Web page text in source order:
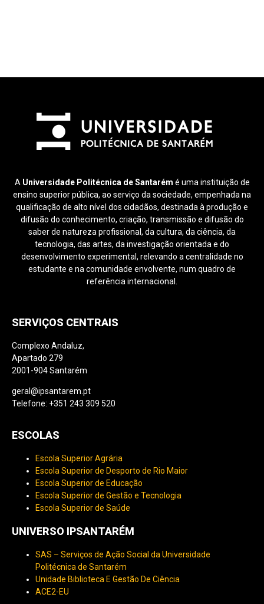
A Universidade Politécnica de Santarém é uma instituição de
ensino superior pública, ao serviço da sociedade, empenhada na
qualificação de alto nível dos cidadãos, destinada à produção e
difusão do conhecimento, criação, transmissão e difusão do
saber de natureza profissional, da cultura, da ciência, da
tecnologia, das artes, da investigação orientada e do
desenvolvimento experimental, relevando a centralidade no
estudante e na comunidade envolvente, num quadro de
referência internacional.
SERVIÇOS CENTRAIS
Complexo Andaluz,
Apartado 279
2001-904 Santarém
geral@ipsantarem.pt
Telefone: +351 243 309 520
ESCOLAS
Escola Superior Agrária
Escola Superior de Desporto de Rio Maior
Escola Superior de Educação
Escola Superior de Gestão e Tecnologia
Escola Superior de Saúde
UNIVERSO IPSANTARÉM
SAS – Serviços de Ação Social da Universidade
Politécnica de Santarém
Unidade Biblioteca E Gestão De Ciência
ACE2-EU